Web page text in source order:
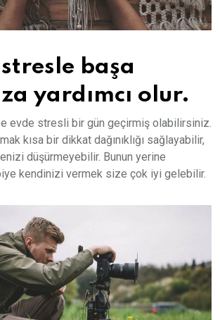
başa
yardımcı olur.
evde stresli bir gün geçirmiş olabilirsiniz.
kısa bir dikkat dağınıklığı sağlayabilir,
düşürmeyebilir. Bunun yerine
kendinizi vermek size çok iyi gelebilir.